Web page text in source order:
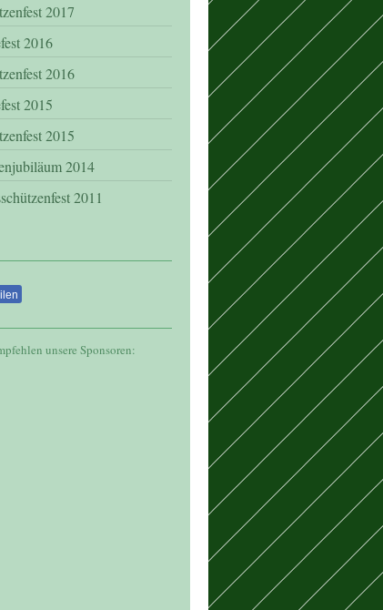
2017
2016
2016
2015
2015
2014
2011
unsere Sponsoren: